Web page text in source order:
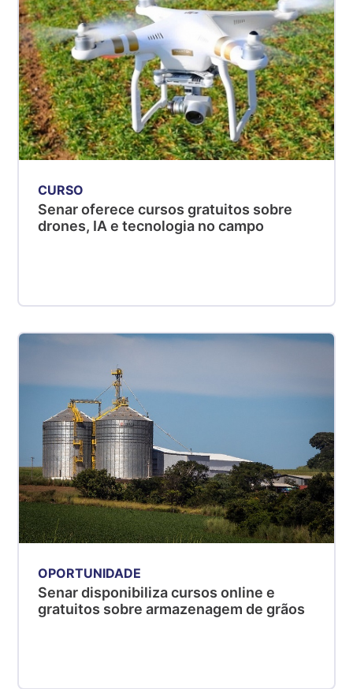
CURSO
Senar oferece cursos gratuitos sobre
drones, IA e tecnologia no campo
OPORTUNIDADE
Senar disponibiliza cursos online e
gratuitos sobre armazenagem de grãos